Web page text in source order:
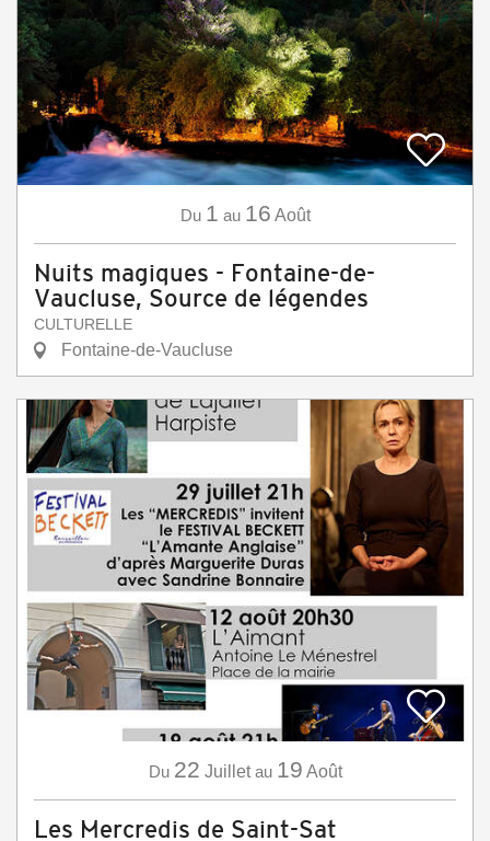
Du 1 au 16 Août
Nuits magiques - Fontaine-de-
Vaucluse, Source de légendes
CULTURELLE
Fontaine-de-Vaucluse
Du 22 Juillet au 19 Août
Les Mercredis de Saint-Sat